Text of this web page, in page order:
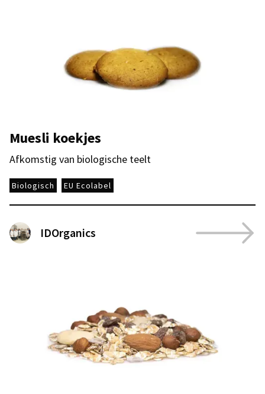
Muesli koekjes
Afkomstig van biologische teelt
Biologisch EU Ecolabel
IDOrganics